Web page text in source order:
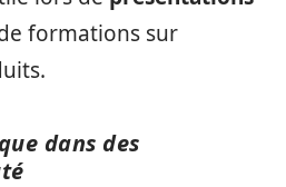
formations sur
dans des